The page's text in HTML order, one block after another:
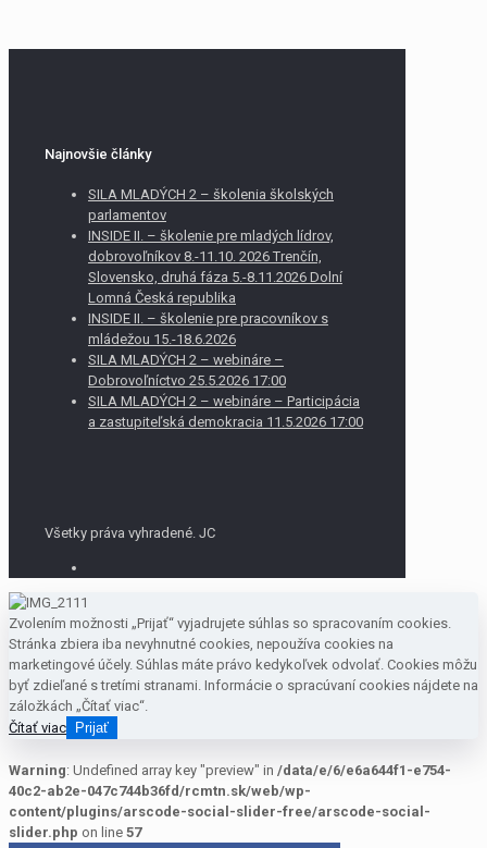
Najnovšie články
SILA MLADÝCH 2 – školenia školských
parlamentov
INSIDE II. – školenie pre mladých lídrov,
dobrovoľníkov 8.-11.10. 2026 Trenčín,
Slovensko, druhá fáza 5.-8.11.2026 Dolní
Lomná Česká republika
INSIDE II. – školenie pre pracovníkov s
mládežou 15.-18.6.2026
SILA MLADÝCH 2 – webináre –
Dobrovoľníctvo 25.5.2026 17:00
SILA MLADÝCH 2 – webináre – Participácia
a zastupiteľská demokracia 11.5.2026 17:00
Všetky práva vyhradené. JC
Zvolením možnosti „Prijať“ vyjadrujete súhlas so spracovaním cookies.
Stránka zbiera iba nevyhnutné cookies, nepoužíva cookies na
marketingové účely. Súhlas máte právo kedykoľvek odvolať. Cookies môžu
byť zdieľané s tretími stranami. Informácie o spracúvaní cookies nájdete na
záložkách „Čítať viac“.
Čítať viac Prijať
Warning: Undefined array key "preview" in /data/e/6/e6a644f1-e754-
40c2-ab2e-047c744b36fd/rcmtn.sk/web/wp-
content/plugins/arscode-social-slider-free/arscode-social-
slider.php on line 57